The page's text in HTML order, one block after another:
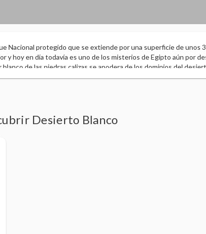
Nacional protegido que se extiende por una superficie de unos
y hoy en día todavía es uno de los misterios de Egipto aún por
de las piedras calizas se apodera de los dominios del
ha convertido en verdaderas esculturas naturales gracias a la
mamelucos y otomanos), pueblos beduinos y oasis que fueron
Desierto Blanco